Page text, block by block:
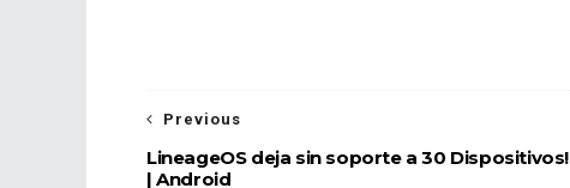
Previous
LineageOS deja sin soporte a 30 Dispositivos!
| Android